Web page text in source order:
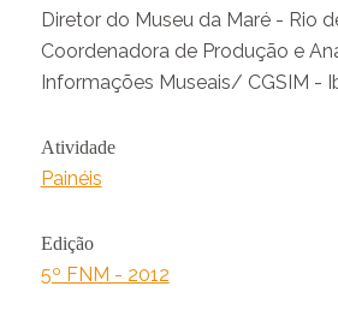
Diretor do Museu da Maré - Rio
Coordenadora de Produção e
Informações Museais/ CGSIM -
Atividade
Painéis
Edição
5º FNM - 2012